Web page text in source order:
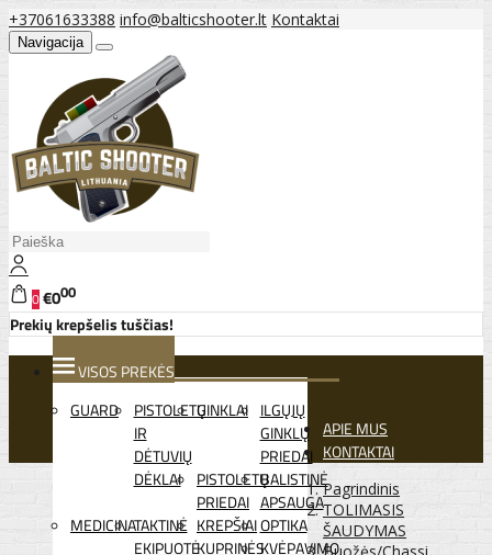
+37061633388 info@balticshooter.lt Kontaktai
Navigacija
0€000
Prekių krepšelis tuščias!
VISOS PREKĖS
GUARD
PISTOLETŲ
IR
DĖTUVIŲ
DĖKLAI
GINKLAI ILGŲJŲ
GINKLŲ
PRIEDAI
PISTOLETŲ
PRIEDAI
BALISTINĖ
APSAUGA
MEDICINATAKTINĖ
EKIPUOTĖ
KREPŠIAI
KUPRINĖS
OPTIKA
KVĖPAVIMO
APIE MUS
KONTAKTAI
Pagrindinis
TOLIMASIS
ŠAUDYMAS